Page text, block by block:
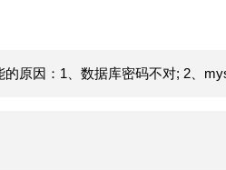
原因：1、数据库密码不对; 2、